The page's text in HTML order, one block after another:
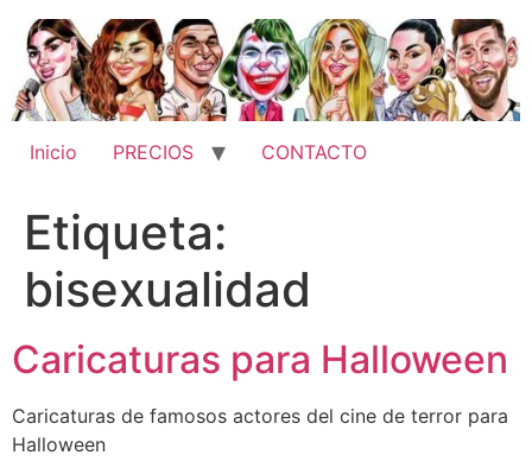
contenido
Inicio PRECIOS CONTACTO
Etiqueta:
bisexualidad
Caricaturas para Halloween
Caricaturas de famosos actores del cine de terror para
Halloween